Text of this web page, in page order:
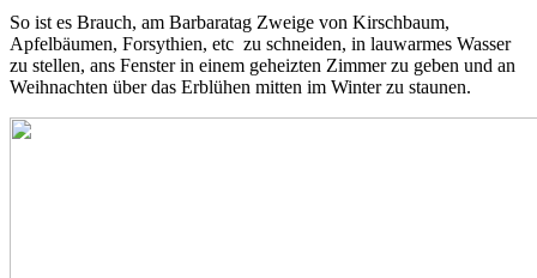
So ist es Brauch, am Barbaratag Zweige von Kirschbaum,
Apfelbäumen, Forsythien, etc zu schneiden, in lauwarmes Wasser
zu stellen, ans Fenster in einem geheizten Zimmer zu geben und an
Weihnachten über das Erblühen mitten im Winter zu staunen.